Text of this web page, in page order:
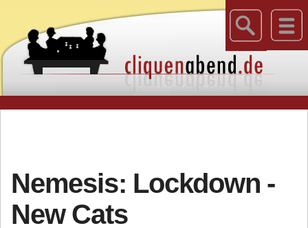
Nemesis: Lockdown -
New Cats